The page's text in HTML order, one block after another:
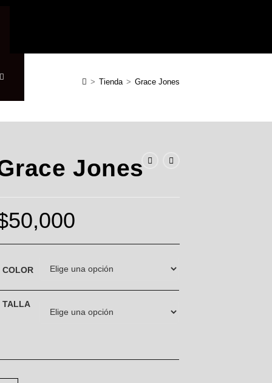
> Tienda > Grace Jones
Jones
50,000
COLOR
TALLA